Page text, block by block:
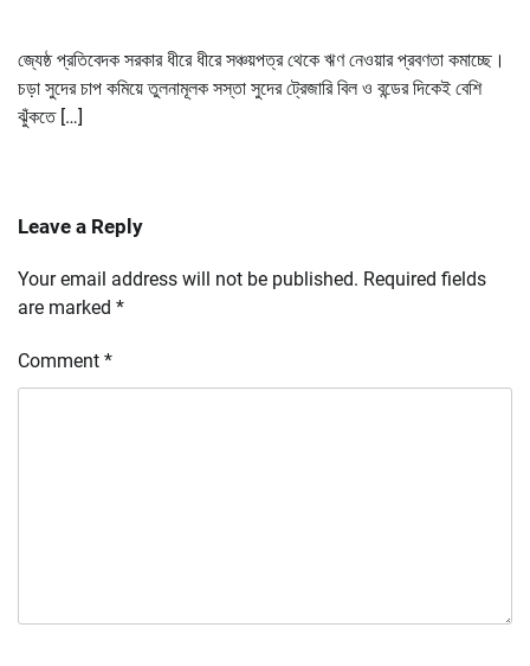
জ্যেষ্ঠ প্রতিবেদক সরকার ধীরে ধীরে সঞ্চয়পত্র থেকে ঋণ নেওয়ার প্রবণতা কমাচ্ছে।
চড়া সুদের চাপ কমিয়ে তুলনামূলক সস্তা সুদের ট্রেজারি বিল ও বন্ডের দিকেই বেশি
ঝুঁকতে […]
Leave a Reply
Your email address will not be published. Required fields
are marked *
Comment *